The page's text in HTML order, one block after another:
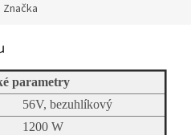
Značka
parametry
56V, bezuhlíkový
1200 W